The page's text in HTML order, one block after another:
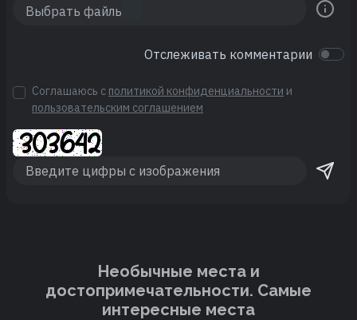
Отслеживать комментарии
Соглашаюсь с политикой конфиденциальности и
пользовательским соглашением
Необычные места и
достопримечательности. Cамые
интересные места